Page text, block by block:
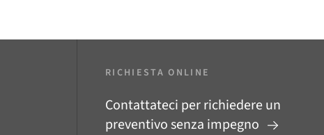
RICHIESTA ONLINE
Contattateci per richiedere un
preventivo senza impegno